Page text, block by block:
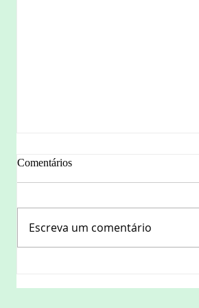
Comentários
Escreva um comentário